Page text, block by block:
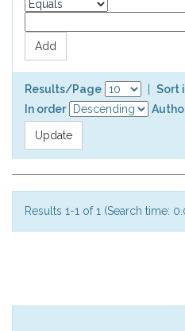
Results/Page
Sort
In order
Results 1-1 of 1 (Search time: